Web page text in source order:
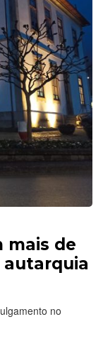
mais de
autarquia
no